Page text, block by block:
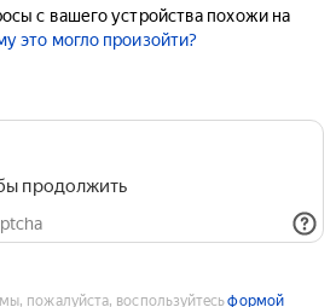
с вашего устройства похожи на
это могло произойти?
продолжить
пожалуйста, воспользуйтесьформой